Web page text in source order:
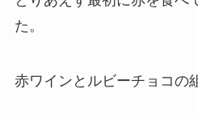
た。
赤ワインとルビーチョコの